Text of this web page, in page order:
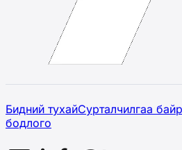
Бидний тухайСурталчилгаа
бодлого